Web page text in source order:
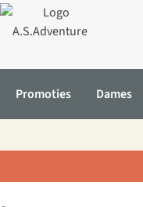
Promoties Dames